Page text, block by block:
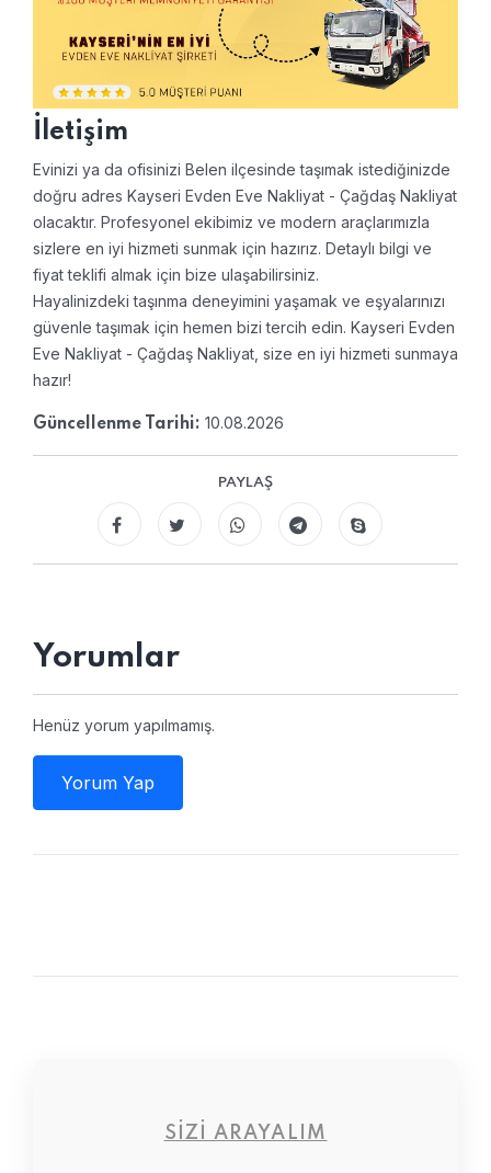
İletişim
Evinizi ya da ofisinizi Belen ilçesinde taşımak istediğinizde
doğru adres Kayseri Evden Eve Nakliyat - Çağdaş Nakliyat
olacaktır. Profesyonel ekibimiz ve modern araçlarımızla
sizlere en iyi hizmeti sunmak için hazırız. Detaylı bilgi ve
fiyat teklifi almak için bize ulaşabilirsiniz.
Hayalinizdeki taşınma deneyimini yaşamak ve eşyalarınızı
güvenle taşımak için hemen bizi tercih edin. Kayseri Evden
Eve Nakliyat - Çağdaş Nakliyat, size en iyi hizmeti sunmaya
hazır!
Güncellenme Tarihi: 10.08.2026
PAYLAŞ
Yorumlar
Henüz yorum yapılmamış.
Yorum Yap
SIZI ARAYALIM